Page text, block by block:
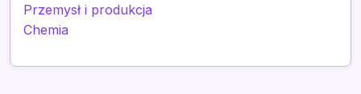
Przemysł i produkcja
Chemia